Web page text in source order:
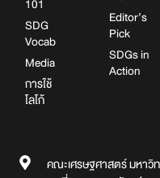
101
SDG
Vocab
Media
การใช้
โลโก้
Editor’s
Pick
SDGs in
Action
คณะเศรษฐศาสตร์ มหาวิ